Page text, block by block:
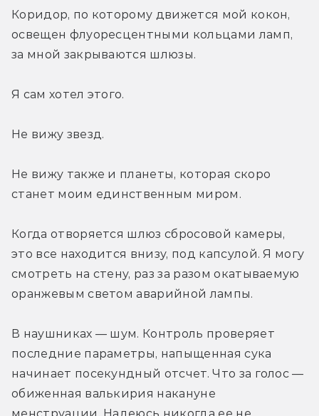
Коридор, по которому движется мой кокон,
освещен флуоресцентными кольцами ламп,
за мной закрываются шлюзы.
Я сам хотел этого.
Не вижу звезд.
Не вижу также и планеты, которая скоро
станет моим единственным миром.
Когда отворяется шлюз сбросовой камеры,
это все находится внизу, под капсулой. Я могу
смотреть на стену, раз за разом окатываемую
оранжевым светом аварийной лампы.
В наушниках — шум. Контроль проверяет
последние параметры, напыщенная сука
начинает посекундный отсчет. Что за голос —
обиженная валькирия накануне
менструации. Надеюсь никогда ее не